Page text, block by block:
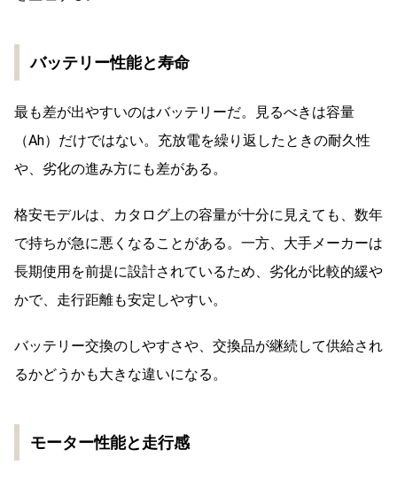
バッテリー性能と寿命
最も差が出やすいのはバッテリーだ。見るべきは容量
（Ah）だけではない。充放電を繰り返したときの耐久性
や、劣化の進み方にも差がある。
格安モデルは、カタログ上の容量が十分に見えても、数年
で持ちが急に悪くなることがある。一方、大手メーカーは
長期使用を前提に設計されているため、劣化が比較的緩や
かで、走行距離も安定しやすい。
バッテリー交換のしやすさや、交換品が継続して供給され
るかどうかも大きな違いになる。
モーター性能と走行感